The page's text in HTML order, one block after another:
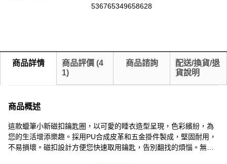
536765349658628
商品詳情 商品評價 (4
1)
商品諮詢
配送/換貨/退
貨說明
商品概述
這款蠟筆小新磁扣鑰匙圈，以可愛的睡衣造型呈現，色彩繽紛，為
您的生活增添樂趣。採用PU合成皮革和五金掛件製成，堅固耐用，
不易損壞。磁扣設計方便您快速取用鑰匙，告別翻找的煩惱。無論